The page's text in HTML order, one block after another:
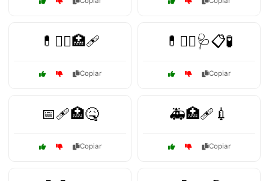
💊🧑‍⚕️🏥🩹
Copiar
💊🧑‍⚕️🩺📋🧪
Copiar
📅🩹🏥🤒
Copiar
🚑🏥🩹💉
Copiar